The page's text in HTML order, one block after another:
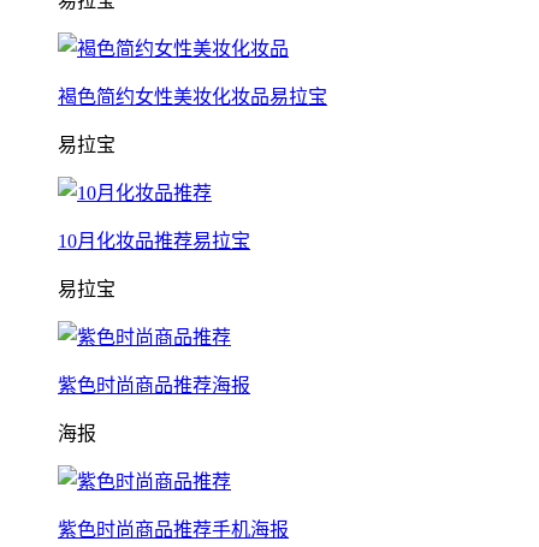
褐色简约女性美妆化妆品易拉宝
易拉宝
10月化妆品推荐易拉宝
易拉宝
紫色时尚商品推荐海报
海报
紫色时尚商品推荐手机海报